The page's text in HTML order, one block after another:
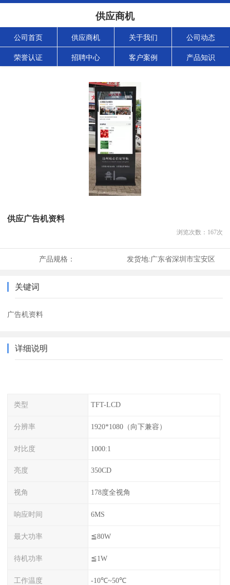
供应商机
公司首页 供应商机 关于我们 公司动态
荣誉认证 招聘中心 客户案例 产品知识
供应广告机资料
浏览次数： 167次
产品规格： 发货地:广东省深圳市宝安区
关键词
广告机资料
详细说明
类型 TFT-LCD
分辨率 1920*1080（向下兼容）
对比度 1000:1
亮度 350CD
视角 178度全视角
响应时间 6MS
最大功率 ≦80W
待机功率 ≦1W
工作温度 -10℃~50℃